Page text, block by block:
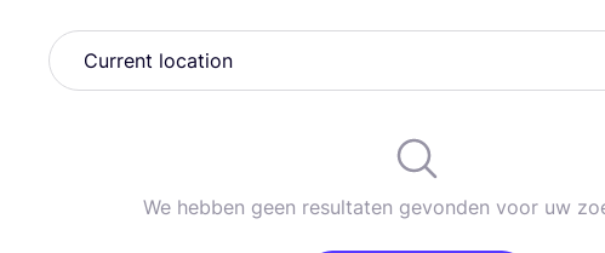
We hebben geen resultaten gevonden voor uw